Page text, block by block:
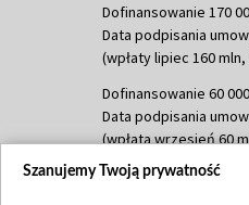
Dofinansowanie 170
Data podpisania
(wpłaty lipiec 160
Dofinansowanie 60
Data podpisania
(wpłata wrzesień 60
Dofinansowanie 635
Szanujemy Twoją prywatność